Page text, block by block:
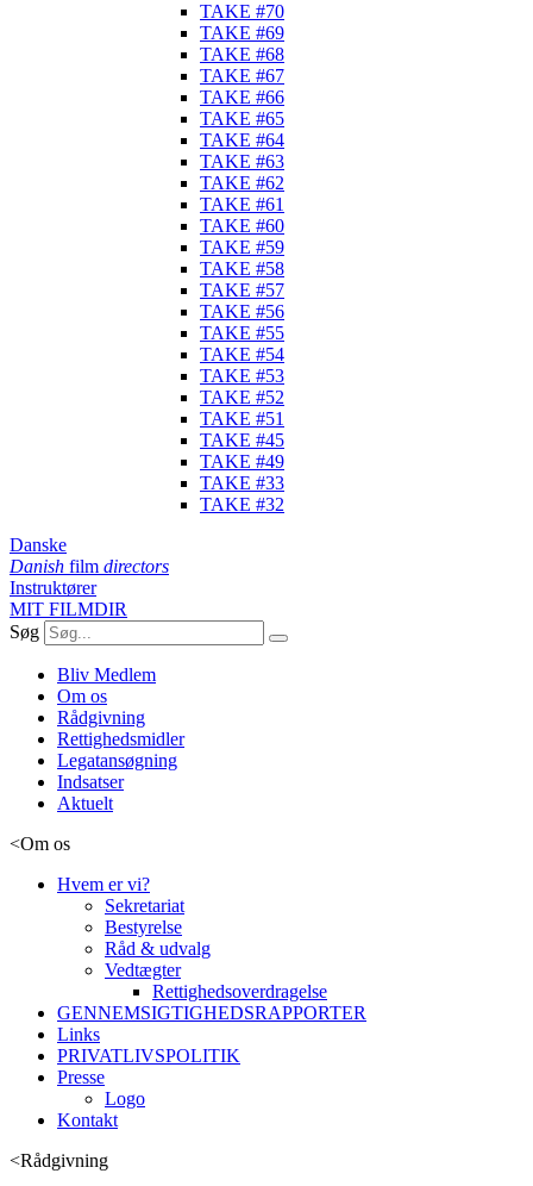
TAKE #70
TAKE #69
TAKE #68
TAKE #67
TAKE #66
TAKE #65
TAKE #64
TAKE #63
TAKE #62
TAKE #61
TAKE #60
TAKE #59
TAKE #58
TAKE #57
TAKE #56
TAKE #55
TAKE #54
TAKE #53
TAKE #52
TAKE #51
TAKE #45
TAKE #49
TAKE #33
TAKE #32
Danske
Danish film directors
Instruktører
MIT FILMDIR
Søg
Bliv Medlem
Om os
Rådgivning
Rettighedsmidler
Legatansøgning
Indsatser
Aktuelt
<Om os
Hvem er vi?
Sekretariat
Bestyrelse
Råd & udvalg
Vedtægter
Rettighedsoverdragelse
GENNEMSIGTIGHEDSRAPPORTER
Links
PRIVATLIVSPOLITIK
Presse
Logo
Kontakt
<Rådgivning